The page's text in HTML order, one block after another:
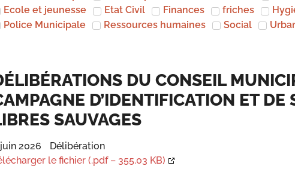
Ecole et jeunesse
Etat Civil Finances friches
Police Municipale
Ressources humaines Social
DU CONSEIL
D’IDENTIFICATION ET
SAUVAGES
2026
Délibération
le fichier (.pdf – 355.03 KB)